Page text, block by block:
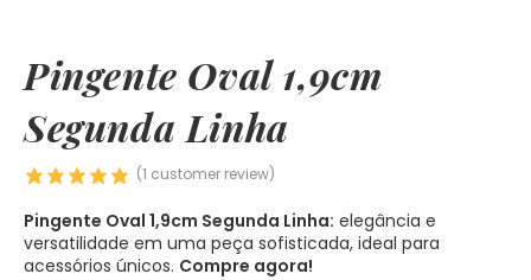
Pingente Oval 1,9cm
Segunda Linha
(1 customer review)
Pingente Oval 1,9cm Segunda Linha: elegância e
versatilidade em uma peça sofisticada, ideal para
acessórios únicos. Compre agora!